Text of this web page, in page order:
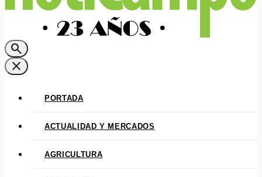
search
close
PORTADA
ACTUALIDAD Y MERCADOS
AGRICULTURA